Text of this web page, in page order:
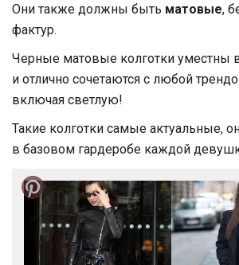
Они также должны быть матовые,
фактур.
Черные матовые колготки уместны
и отлично сочетаются с любой
включая светлую!
Такие колготки самые актуальные,
в базовом гардеробе каждой